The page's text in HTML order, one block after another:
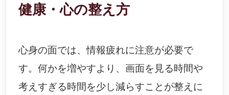
健康・心の整え方
心身の面では、情報疲れに注意が必要で
す。何かを増やすより、画面を見る時間や
考えすぎる時間を少し減らすことが整えに